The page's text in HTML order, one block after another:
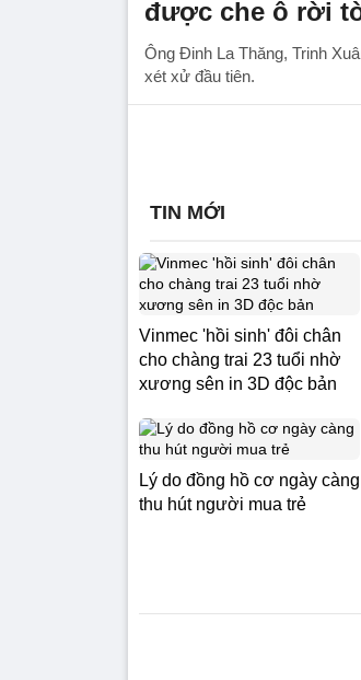
được che ô rời
Ông Đinh La Thăng, Trinh
xét xử đầu tiên.
TIN MỚI
Vinmec 'hồi sinh' đôi chân
cho chàng trai 23 tuổi nhờ
xương sên in 3D độc bản
Lý do đồng hồ cơ ngày càng
thu hút người mua trẻ